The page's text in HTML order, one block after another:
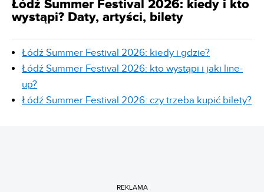
Łódź Summer Festival 2026: kiedy i kto
wystąpi? Daty, artyści, bilety
Łódź Summer Festival 2026: kiedy i gdzie?
Łódź Summer Festival 2026: kto wystąpi i jaki line-
up?
Łódź Summer Festival 2026: czy trzeba kupić bilety?
REKLAMA